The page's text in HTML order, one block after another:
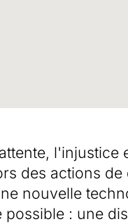
des actions
nouvelle
: une